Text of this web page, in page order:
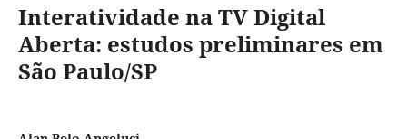
Interatividade na TV Digital
Aberta: estudos preliminares em
São Paulo/SP